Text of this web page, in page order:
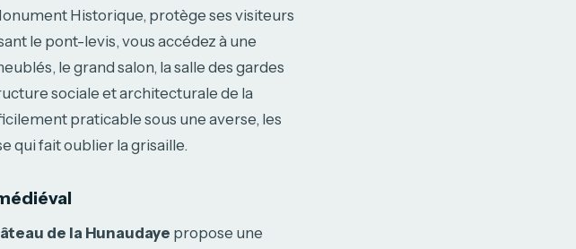
Historique, protège ses visiteurs
le pont-levis, vous accédez à une
le grand salon, la salle des gardes
sociale et architecturale de la
praticable sous une averse, les
qui fait oublier la grisaille.
de la Hunaudaye propose une